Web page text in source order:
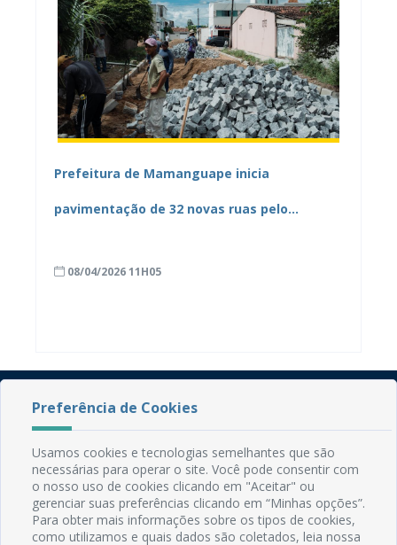
Prefeitura de Mamanguape inicia
pavimentação de 32 novas ruas pelo
08/04/2026 11H05
Rua do Imperador, 78, Centro
CEP: 58.280-000 - Mamanguape/PB
Fone: (83) 3292-2246
Preferência de Cookies
Usamos cookies e tecnologias semelhantes que são
necessárias para operar o site. Você pode consentir com
o nosso uso de cookies clicando em "Aceitar" ou
gerenciar suas preferências clicando em “Minhas opções”.
Para obter mais informações sobre os tipos de cookies,
como utilizamos e quais dados são coletados, leia nossa